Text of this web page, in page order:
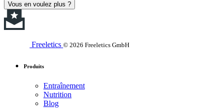
Vous en voulez plus ?
Freeletics © 2026 Freeletics GmbH
Produits
Entraînement
Nutrition
Blog